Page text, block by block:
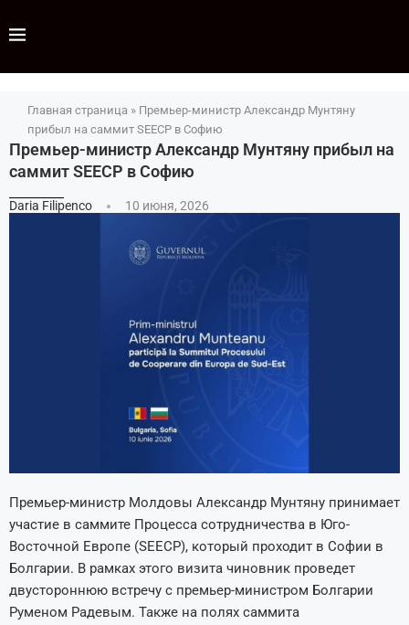
Главная страница » Премьер-министр Александр Мунтяну
прибыл на саммит SEECP в Софию
Премьер-министр Александр Мунтяну прибыл на
саммит SEECP в Софию
Daria Filipenco 10 июня, 2026
Премьер-министр Молдовы Александр Мунтяну принимает
участие в саммите Процесса сотрудничества в Юго-
Восточной Европе (SEECP), который проходит в Софии в
Болгарии. В рамках этого визита чиновник проведет
двустороннюю встречу с премьер-министром Болгарии
Руменом Радевым. Также на полях саммита